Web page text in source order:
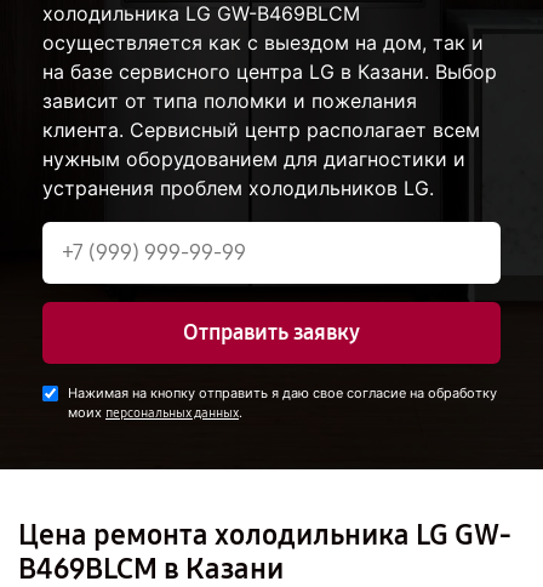
холодильника LG GW-B469BLCM
осуществляется как с выездом на дом, так и
на базе сервисного центра LG в Казани. Выбор
зависит от типа поломки и пожелания
клиента. Сервисный центр располагает всем
нужным оборудованием для диагностики и
устранения проблем холодильников LG.
Отправить заявку
Нажимая на кнопку отправить я даю свое согласие на обработку
моих персональных данных.
Цена ремонта холодильника LG GW-
B469BLCM в Казани